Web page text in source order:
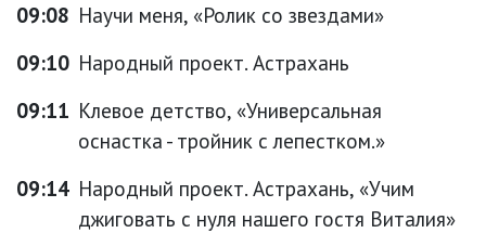
09:08 Научи меня, «Ролик со звездами»
09:10 Народный проект. Астрахань
09:11 Клевое детство, «Универсальная
оснастка - тройник с лепестком.»
09:14 Народный проект. Астрахань, «Учим
джиговать с нуля нашего гостя Виталия»